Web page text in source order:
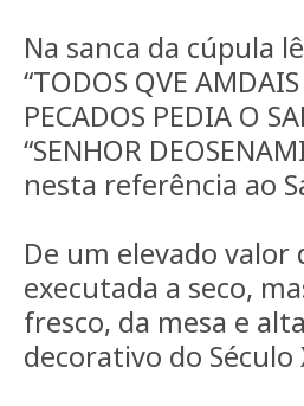
Na sanca da cúpula
“TODOS QVE
PECADOS PEDIA O
“SENHOR
nesta referência ao
De um elevado
executada a seco,
fresco, da mesa e
decorativo do Século